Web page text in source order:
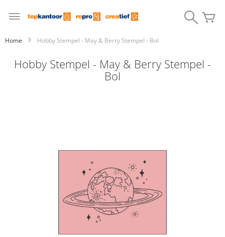
naar
Search
Home Hobby Stempel - May & Berry Stempel - Bol
Hobby Stempel - May & Berry Stempel -
Bol